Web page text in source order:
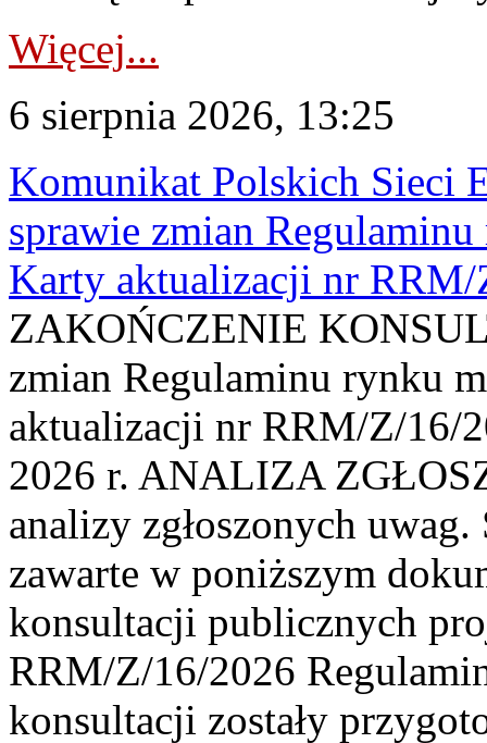
Więcej...
6 sierpnia 2026, 13:25
Komunikat Polskich Sieci
sprawie zmian
Karty aktualizacji nr
ZAKOŃCZENIE
zmian Regulaminu rynku
aktualizacji nr RRM/Z/16/
2026 r. ANALIZA
analizy zgłoszonych
zawarte w poniższym
konsultacji publicznych
RRM/Z/16/2026
konsultacji zostały